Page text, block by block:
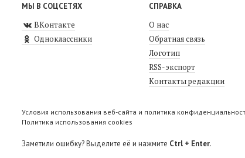
МЫ В СОЦСЕТЯХ
ВКонтакте
Одноклассники
СПРАВКА
О нас
Обратная связь
Логотип
RSS-экспорт
Контакты редакции
Условия использования веб-сайта и политика
Политика использования cookies
Заметили ошибку? Выделите её и нажмите Ctrl + Enter.